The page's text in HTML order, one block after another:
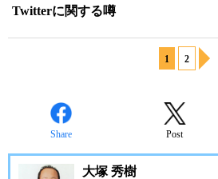
Twitterに関する噂
1 2
Share Post
大塚 秀樹